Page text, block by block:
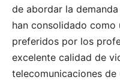
de abordar la
han consolidado como
preferidos por los
excelente calidad de
telecomunicaciones de